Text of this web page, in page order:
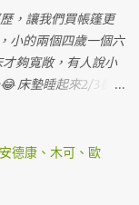
家。ＸＤ 直接海景
癒，這裡是步道旁
景大概是這樣 早上
受山林的美好與大
營位4800元一個晚上
在這裡，不僅僅睡
真的很幸福。 天氣
浴間很多間，但熱水
下午就先洗澡，以
但其實是因為先天
，讓我們買帳篷更
小的兩個四歲一個六
夠寬敞，有人說小
床墊睡起來2/3都是
去睡帳篷外了😒）
是...我們的小孩都偏
德康、木可、歐